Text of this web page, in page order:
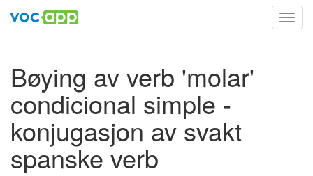
Bøying av verb 'molar'
condicional simple -
konjugasjon av svakt
spanske verb